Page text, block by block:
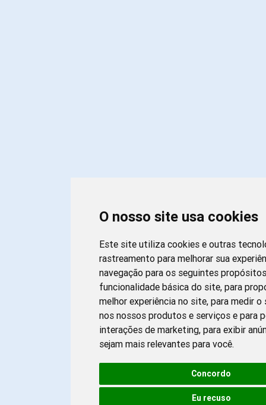
O nosso site usa cookies
Este site utiliza cookies e outras
rastreamento para melhorar sua
navegação para os seguintes
funcionalidade básica do site, para
melhor experiência no site, para medir o
nos nossos produtos e serviços e para
interações de marketing, para exibir
sejam mais relevantes para você.
Concordo
Eu recuso